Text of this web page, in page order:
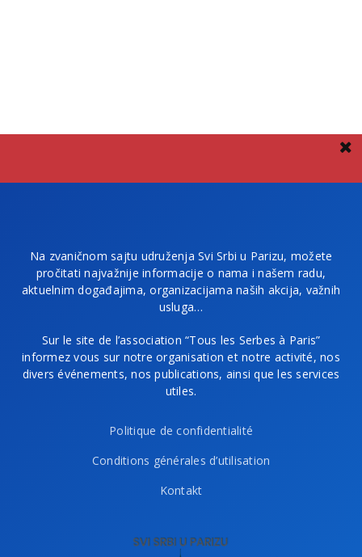
Na zvaničnom sajtu udruženja Svi Srbi u Parizu, možete
pročitati najvažnije informacije o nama i našem radu,
aktuelnim događajima, organizacijama naših akcija, važnih
usluga…
Sur le site de l’association “Tous les Serbes à Paris”
informez vous sur notre organisation et notre activité, nos
divers événements, nos publications, ainsi que les services
utiles.
Politique de confidentialité
Conditions générales d’utilisation
Kontakt